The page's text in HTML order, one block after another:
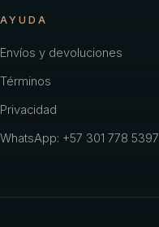
AYUDA
Envíos y devoluciones
Términos
Privacidad
WhatsApp: +57 301 778 5397